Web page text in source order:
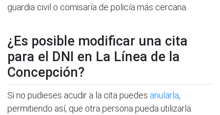
guardia civil o comisaría de policía más cercana.
¿Es posible modificar una cita
para el DNI en La Línea de la
Concepción?
Si no pudieses acudir a la cita puedes anularla,
permitiendo así, que otra persona pueda utilizarla.